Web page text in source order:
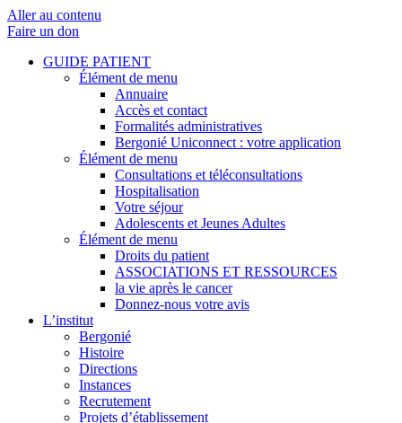
Aller au contenu
Faire un don
GUIDE PATIENT
Élément de menu
Annuaire
Accès et contact
Formalités administratives
Bergonié Uniconnect : votre application
Élément de menu
Consultations et téléconsultations
Hospitalisation
Votre séjour
Adolescents et Jeunes Adultes
Élément de menu
Droits du patient
ASSOCIATIONS ET RESSOURCES
la vie après le cancer
Donnez-nous votre avis
L’institut
Bergonié
Histoire
Directions
Instances
Recrutement
Projets d’établissement